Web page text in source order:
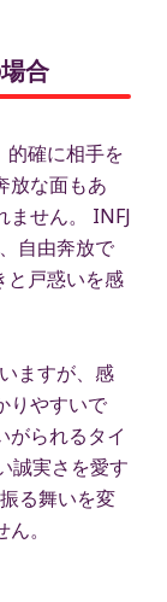
合
的確に相手を
放な面もあ
ません。 INFJ
自由奔放で
と戸惑いを感
ますが、感
りやすいで
がられるタイ
誠実さを愛す
る舞いを変
。